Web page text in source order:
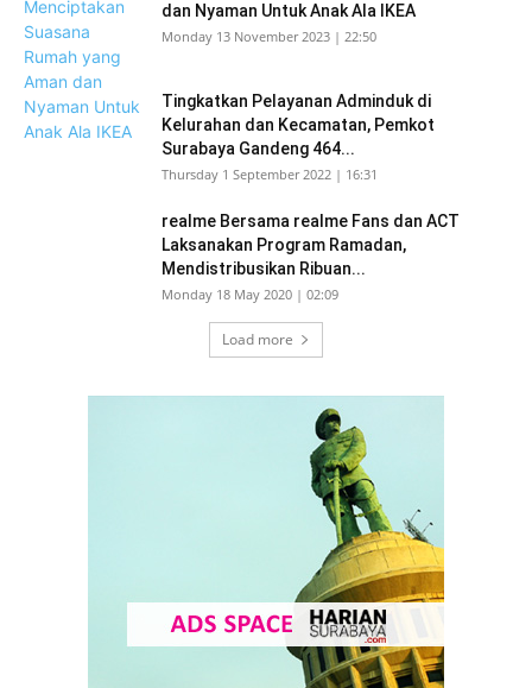
dan Nyaman Untuk Anak Ala IKEA
Monday 13 November 2023 | 22:50
Tingkatkan Pelayanan Adminduk di
Kelurahan dan Kecamatan, Pemkot
Surabaya Gandeng 464...
Thursday 1 September 2022 | 16:31
realme Bersama realme Fans dan ACT
Laksanakan Program Ramadan,
Mendistribusikan Ribuan...
Monday 18 May 2020 | 02:09
Load more